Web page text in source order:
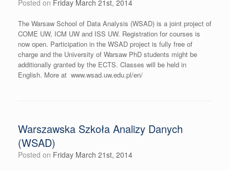
Posted on Friday March 21st, 2014
The Warsaw School of Data Analysis (WSAD) is a joint project of
COME UW, ICM UW and ISS UW. Registration for courses is
now open. Participation in the WSAD project is fully free of
charge and the University of Warsaw PhD students might be
additionally granted by the ECTS. Classes will be held in
English. More at www.wsad.uw.edu.pl/en/
Warszawska Szkoła Analizy Danych
(WSAD)
Posted on Friday March 21st, 2014